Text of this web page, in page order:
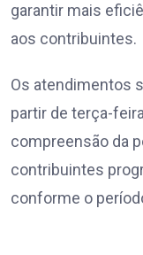
garantir mais
aos contribuintes.
Os atendimentos
partir de terça-
compreensão da
contribuintes
conforme o